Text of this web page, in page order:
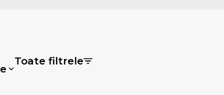
Toate filtrele